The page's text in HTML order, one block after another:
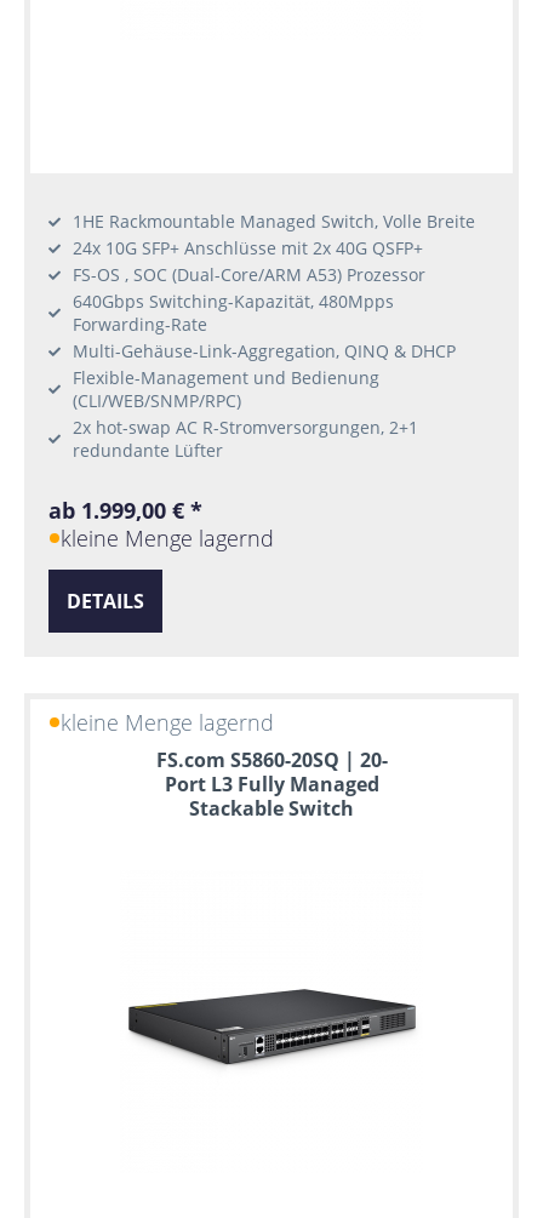
1HE Rackmountable Managed Switch, Volle Breite
24x 10G SFP+ Anschlüsse mit 2x 40G QSFP+
FS-OS , SOC (Dual-Core/ARM A53) Prozessor
640Gbps Switching-Kapazität, 480Mpps
Forwarding-Rate
Multi-Gehäuse-Link-Aggregation, QINQ & DHCP
Flexible-Management und Bedienung
(CLI/WEB/SNMP/RPC)
2x hot-swap AC R-Stromversorgungen, 2+1
redundante Lüfter
ab 1.999,00 € *
kleine Menge lagernd
DETAILS
kleine Menge lagernd
FS.com S5860-20SQ | 20-
Port L3 Fully Managed
Stackable Switch